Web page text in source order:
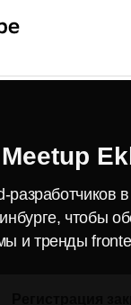
разработчиков
чтобы
и тренды